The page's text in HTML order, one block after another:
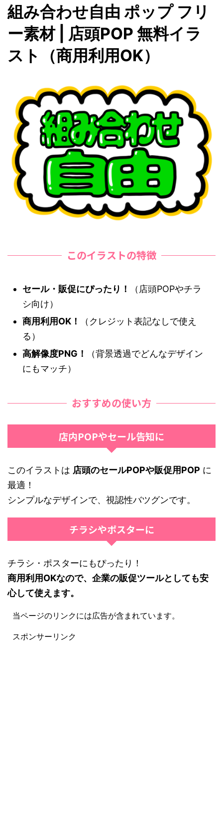
組み合わせ自由 ポップ フリ
ー素材 | 店頭POP 無料イラ
スト（商用利用OK）
このイラストの特徴
セール・販促にぴったり！
（店頭POPやチラ
シ向け）
商用利用OK！
（クレジット表記なしで使え
る）
高解像度PNG！
（背景透過でどんなデザイン
にもマッチ）
おすすめの使い方
店内POPやセール告知に
このイラストは 店頭のセールPOPや販促用POP に
最適！
シンプルなデザインで、視認性バツグンです。
チラシやポスターに
チラシ・ポスターにもぴったり！
商用利用OKなので、企業の販促ツールとしても安
心して使えます。
当ページのリンクには広告が含まれています。
スポンサーリンク